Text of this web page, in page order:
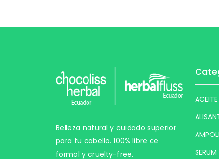
Belleza natural y cuidado superior
para tu cabello. 100% libre de
formol y cruelty-free.
ACEITE
SERUM